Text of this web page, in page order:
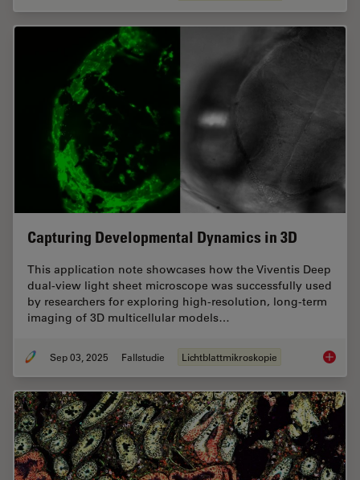
Capturing Developmental Dynamics in 3D
This application note showcases how the Viventis Deep
dual-view light sheet microscope was successfully used
by researchers for exploring high-resolution, long-term
imaging of 3D multicellular models…
Sep 03, 2025 Fallstudie Lichtblattmikroskopie